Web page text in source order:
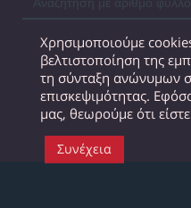
Χρησιμοποιούμε
βελτιστοποίηση της
τη σύνταξη ανώνυμων
επισκεψιμότητας.
μας, θεωρούμε ότι
Συνέχεια